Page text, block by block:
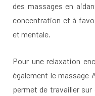
des massages en
concentration et à
et mentale.
Pour une relaxation
également le massage
permet de travailler